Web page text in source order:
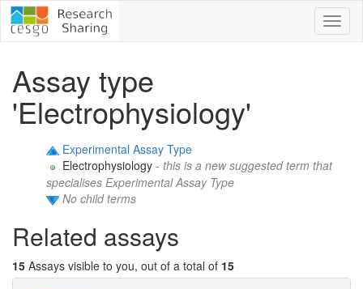
Assay type
'Electrophysiology'
Experimental Assay Type
Electrophysiology - this is a new suggested term that
specialises Experimental Assay Type
No child terms
Related assays
15 Assays visible to you, out of a total of 15